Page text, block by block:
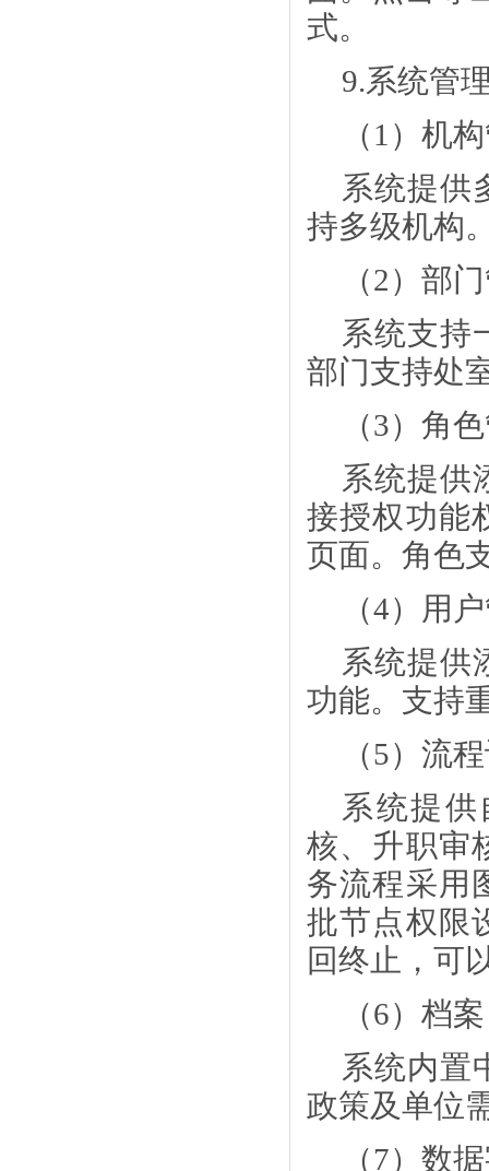
式。
9.系统管
（1）机
系统提供
持多级机构
（2）部
系统支持
部门支持处
（3）角
系统提供
接授权功能
页面。角色
（4）用
系统提供
功能。支持
（5）流
系统提
核、升职审
务流程采用
批节点权限
回终止，可
（6）档
系统内置
政策及单位
（7）数